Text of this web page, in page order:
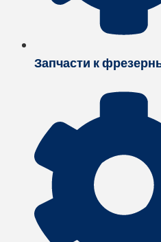
Запчасти к